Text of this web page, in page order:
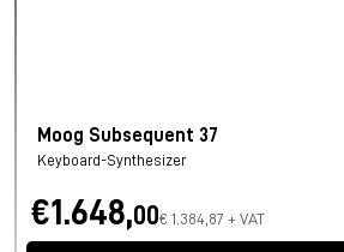
Moog Subsequent 37
Keyboard-Synthesizer
€1.648,00€ 1.384,87 + VAT